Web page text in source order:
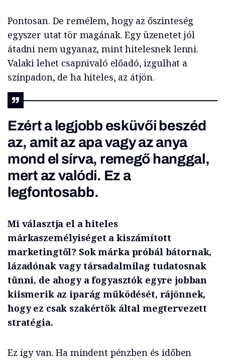
Pontosan. De remélem, hogy az őszinteség
egyszer utat tör magának. Egy üzenetet jól
átadni nem ugyanaz, mint hitelesnek lenni.
Valaki lehet csapnivaló előadó, izgulhat a
színpadon, de ha hiteles, az átjön.
Ezért a legjobb esküvői beszéd
az, amit az apa vagy az anya
mond el sírva, remegő hanggal,
mert az valódi. Ez a
legfontosabb.
Mi választja el a hiteles
márkaszemélyiséget a kiszámított
marketingtől? Sok márka próbál bátornak,
lázadónak vagy társadalmilag tudatosnak
tűnni, de ahogy a fogyasztók egyre jobban
kiismerik az iparág működését, rájönnek,
hogy ez csak szakértők által megtervezett
stratégia.
Ez így van. Ha mindent pénzben és időben